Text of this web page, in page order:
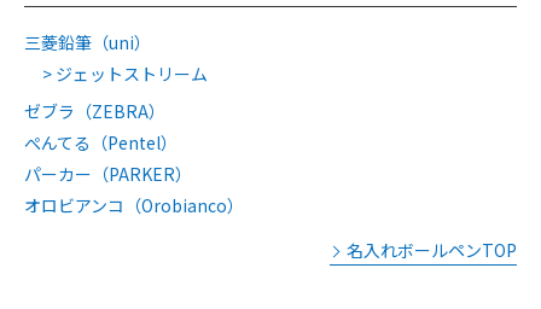
三菱鉛筆（uni）
ジェットストリーム
ゼブラ（ZEBRA）
ぺんてる（Pentel）
パーカー（PARKER）
オロビアンコ（Orobianco）
名入れボールペンTOP